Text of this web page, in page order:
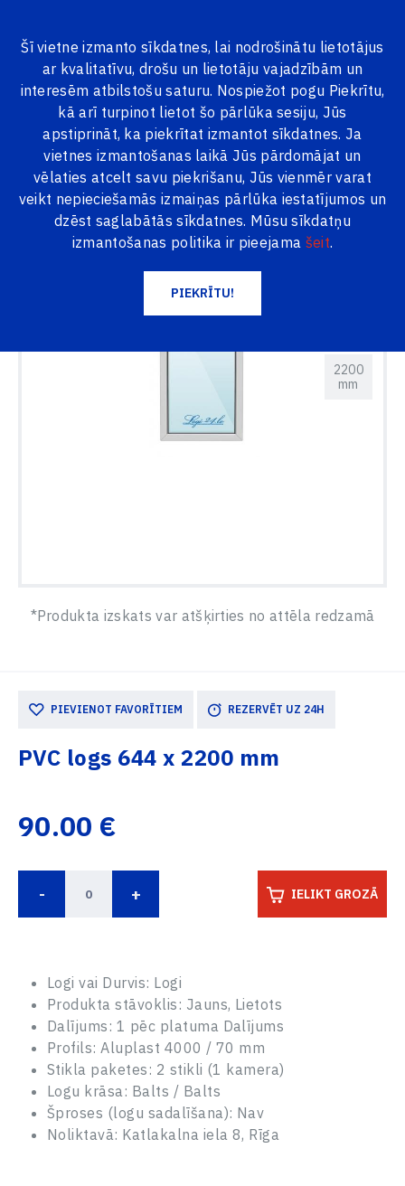
Šī vietne izmanto sīkdatnes, lai nodrošinātu lietotājus
ar kvalitatīvu, drošu un lietotāju vajadzībām un
interesēm atbilstošu saturu. Nospiežot pogu Piekrītu,
kā arī turpinot lietot šo pārlūka sesiju, Jūs
apstiprināt, ka piekrītat izmantot sīkdatnes. Ja
vietnes izmantošanas laikā Jūs pārdomājat un
vēlaties atcelt savu piekrišanu, Jūs vienmēr varat
veikt nepieciešamās izmaiņas pārlūka iestatījumos un
dzēst saglabātās sīkdatnes. Mūsu sīkdatņu
izmantošanas politika ir pieejama šeit.
PIEKRĪTU!
VISAS PRECES
PIESLĒGTIES
E-pasts
JAUNS PASS
E-pasts
Logi un durvis noliktavā
PVC logs 644 x 2200 mm
644
mm
2200
mm
*Produkta izskats var atšķirties no attēla redzamā
PIEVIENOT FAVORĪTIEM REZERVĒT UZ 24H
CANCEL RESERVATION
REMOVE FROM FAVOURITES
PVC logs 644 x 2200 mm
90.00 €
- + IELIKT GROZĀ
Logi vai Durvis: Logi
Produkta stāvoklis: Jauns, Lietots
Dalījums: 1 pēc platuma Dalījums
Profils: Aluplast 4000 / 70 mm
Stikla paketes: 2 stikli (1 kamera)
Logu krāsa: Balts / Balts
Šproses (logu sadalīšana): Nav
Noliktavā: Katlakalna iela 8, Rīga
Palīdzēsim ar jebkuriem jautājumiem un ieteiksim, kā
rīkoties tālāk.
Vārds Uzvārds
Tālruņa numurs*
E-pasts
PALDIES! JŪSU PIETEIKUMS IR
SAŅEMTS.
Mūsu menedžeris sazināsies ar jums viena darba
dienas laikā.